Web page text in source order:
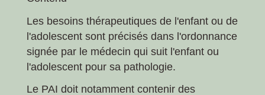
Les besoins thérapeutiques de l'enfant ou de
l'adolescent sont précisés dans l'ordonnance
signée par le médecin qui suit l'enfant ou
l'adolescent pour sa pathologie.
Le PAI doit notamment contenir des